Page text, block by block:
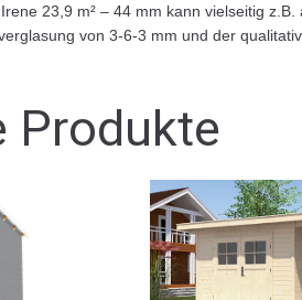
23,9 m² – 44 mm kann vielseitig
von 3-6-3 mm und der qualitativ
Produkte